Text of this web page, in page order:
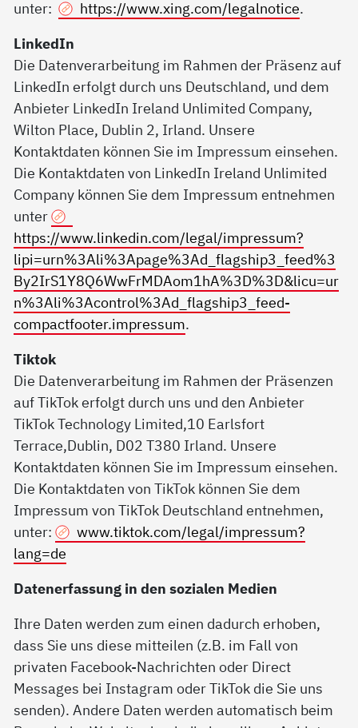
unter:
https://www.xing.com/legalnotice.
LinkedIn
Die Datenverarbeitung im Rahmen der Präsenz auf
LinkedIn erfolgt durch uns Deutschland, und dem
Anbieter LinkedIn Ireland Unlimited Company,
Wilton Place, Dublin 2, Irland. Unsere
Kontaktdaten können Sie im Impressum einsehen.
Die Kontaktdaten von LinkedIn Ireland Unlimited
Company können Sie dem Impressum entnehmen
unter
https://www.linkedin.com/legal/impressum?
lipi=urn%3Ali%3Apage%3Ad_flagship3_feed%3
By2IrS1Y8Q6WwFrMDAom1hA%3D%3D&licu=ur
n%3Ali%3Acontrol%3Ad_flagship3_feed-
compactfooter.impressum.
Tiktok
Die Datenverarbeitung im Rahmen der Präsenzen
auf TikTok erfolgt durch uns und den Anbieter
TikTok Technology Limited,10 Earlsfort
Terrace,Dublin, D02 T380 Irland. Unsere
Kontaktdaten können Sie im Impressum einsehen.
Die Kontaktdaten von TikTok können Sie dem
Impressum von TikTok Deutschland entnehmen,
unter:
www.tiktok.com/legal/impressum?
lang=de
Datenerfassung in den sozialen Medien
Ihre Daten werden zum einen dadurch erhoben,
dass Sie uns diese mitteilen (z.B. im Fall von
privaten Facebook-Nachrichten oder Direct
Messages bei Instagram oder TikTok die Sie uns
senden). Andere Daten werden automatisch beim